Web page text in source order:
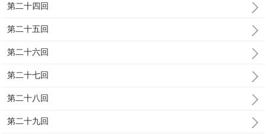
第二十四回
第二十五回
第二十六回
第二十七回
第二十八回
第二十九回